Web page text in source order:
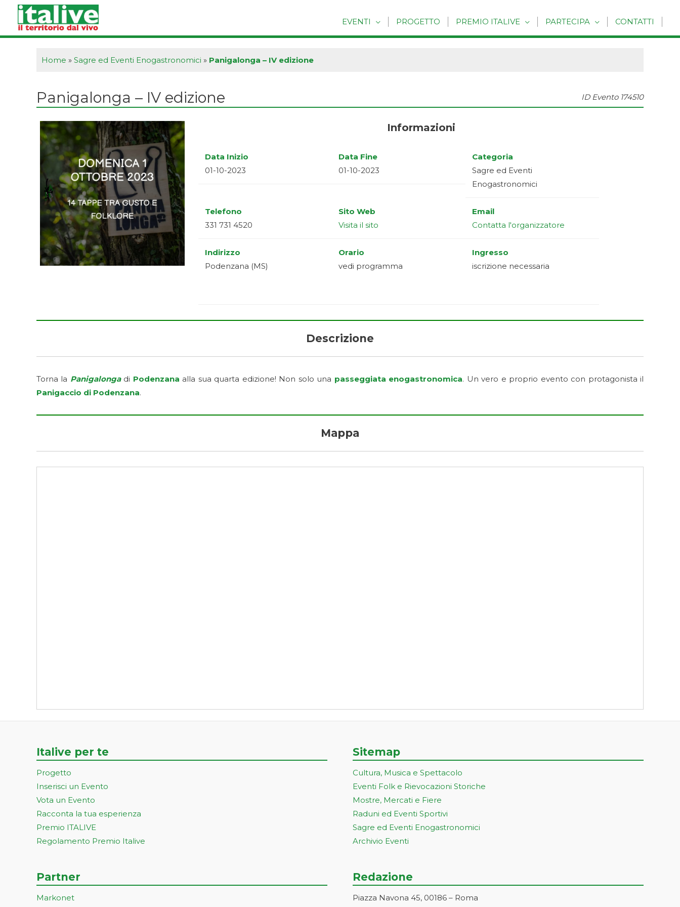
contenuto
EVENTI PROGETTO PREMIO ITALIVE PARTECIPA CONTATTI
Home » Sagre ed Eventi Enogastronomici » Panigalonga – IV edizione
Panigalonga – IV edizione ID Evento 174510
Informazioni
Data Inizio
01-10-2023
Data Fine
01-10-2023
Categoria
Sagre ed Eventi
Enogastronomici
Telefono
331 731 4520
Sito Web
Visita il sito
Email
Contatta l'organizzatore
Indirizzo
Podenzana (MS)
Orario
vedi programma
Ingresso
iscrizione necessaria
Descrizione
Torna la Panigalongadi Podenzana alla sua quarta edizione! Non solo una passeggiata enogastronomica. Un vero e proprio evento con protagonista il
Panigaccio di Podenzana.
Mappa
Italive per te
Progetto
Inserisci un Evento
Vota un Evento
Racconta la tua esperienza
Premio ITALIVE
Regolamento Premio Italive
Partner
Markonet
Sitemap
Cultura, Musica e Spettacolo
Eventi Folk e Rievocazioni Storiche
Mostre, Mercati e Fiere
Raduni ed Eventi Sportivi
Sagre ed Eventi Enogastronomici
Archivio Eventi
Redazione
Piazza Navona 45, 00186 – Roma